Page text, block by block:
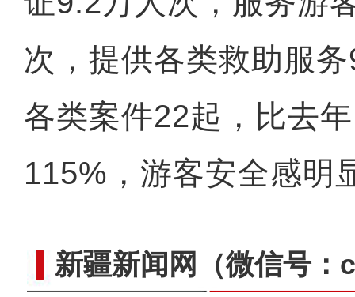
次，提供各类救助服
各类案件22起，比去
115%，游客安全感明
新疆新闻网 （微信号